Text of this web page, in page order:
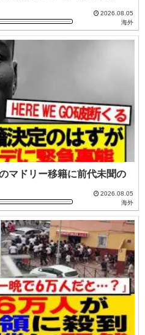
2026.08.05
海外
マドリー移籍に前代未聞の
2026.08.05
海外